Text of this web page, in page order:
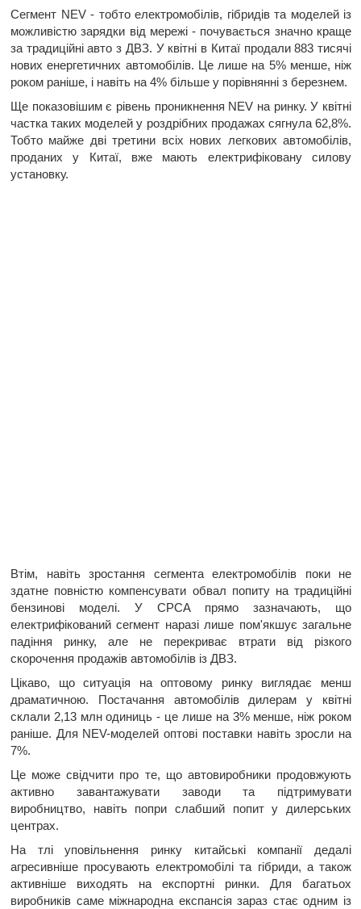
Сегмент NEV - тобто електромобілів, гібридів та моделей із
можливістю зарядки від мережі - почувається значно краще
за традиційні авто з ДВЗ. У квітні в Китаї продали 883 тисячі
нових енергетичних автомобілів. Це лише на 5% менше, ніж
роком раніше, і навіть на 4% більше у порівнянні з березнем.
Ще показовішим є рівень проникнення NEV на ринку. У квітні
частка таких моделей у роздрібних продажах сягнула 62,8%.
Тобто майже дві третини всіх нових легкових автомобілів,
проданих у Китаї, вже мають електрифіковану силову
установку.
Втім, навіть зростання сегмента електромобілів поки не
здатне повністю компенсувати обвал попиту на традиційні
бензинові моделі. У CPCA прямо зазначають, що
електрифікований сегмент наразі лише пом'якшує загальне
падіння ринку, але не перекриває втрати від різкого
скорочення продажів автомобілів із ДВЗ.
Цікаво, що ситуація на оптовому ринку виглядає менш
драматичною. Постачання автомобілів дилерам у квітні
склали 2,13 млн одиниць - це лише на 3% менше, ніж роком
раніше. Для NEV-моделей оптові поставки навіть зросли на
7%.
Це може свідчити про те, що автовиробники продовжують
активно завантажувати заводи та підтримувати
виробництво, навіть попри слабший попит у дилерських
центрах.
На тлі уповільнення ринку китайські компанії дедалі
агресивніше просувають електромобілі та гібриди, а також
активніше виходять на експортні ринки. Для багатьох
виробників саме міжнародна експансія зараз стає одним із